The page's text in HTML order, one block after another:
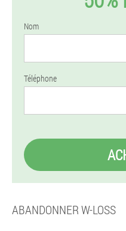
Nom
Téléphone
ABANDONNER W-LOSS